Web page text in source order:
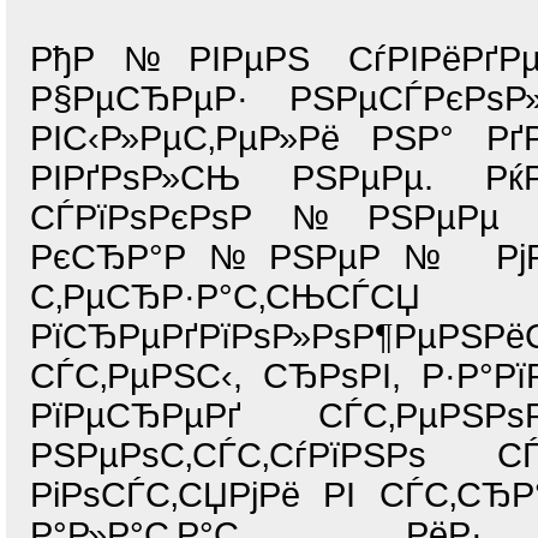
РђР№РІРµРЅ
Р§РµСЂРµР·
РІС‹Р»РµС‚РµР»Рё РЅР°
РІРґРѕР»СЊ РЅРµРµ.
СЃРїРѕРєРѕР№РЅРµРµ
РєСЂР°Р№РЅРµР№
СЃС‚РµРЅС‹, СЂРѕРІ,
РїРµСЂРµРґ
РЅРµРѕС‚СЃС‚СѓРїРЅРѕ
РіРѕСЃС‚СЏРјРё РІ